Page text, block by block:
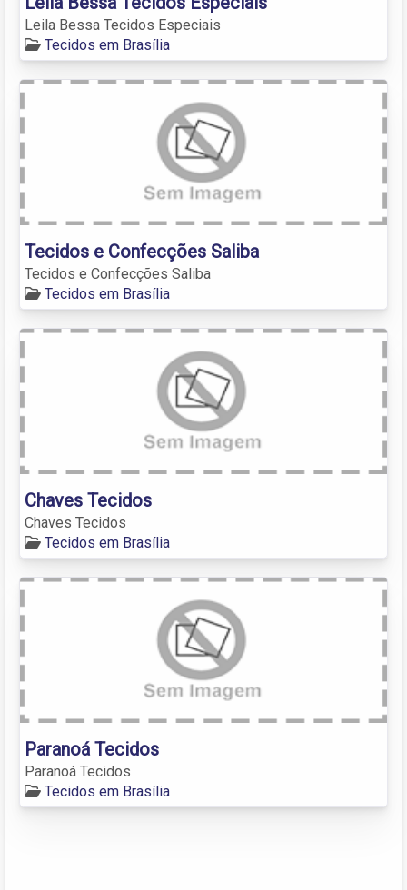
Leila Bessa Tecidos Especiais
Tecidos em Brasília
Tecidos e Confecções Saliba
Tecidos e Confecções Saliba
Tecidos em Brasília
Chaves Tecidos
Chaves Tecidos
Tecidos em Brasília
Paranoá Tecidos
Paranoá Tecidos
Tecidos em Brasília